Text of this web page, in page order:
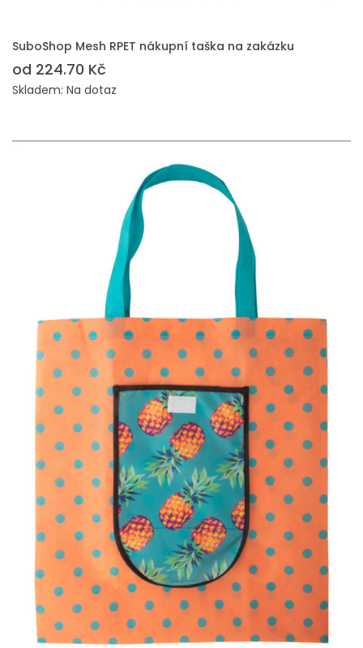
PŘIDAT DO POPTÁVKY
SuboShop Mesh RPET nákupní taška na zakázku
od 224.70 Kč
Skladem: Na dotaz